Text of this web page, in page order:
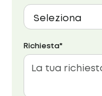
Richiesta*